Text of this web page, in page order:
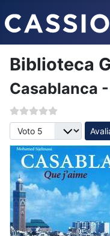
Biblioteca
Casablanca
Avalie, por favor